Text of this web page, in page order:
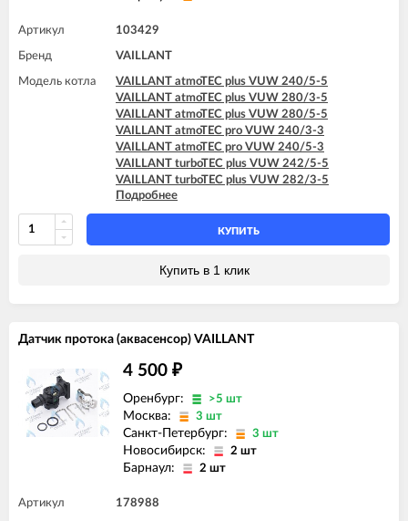
Артикул 103429
Бренд VAILLANT
Модель котла
VAILLANT atmoTEC plus VUW 240/5-5
VAILLANT atmoTEC plus VUW 280/3-5
VAILLANT atmoTEC plus VUW 280/5-5
VAILLANT atmoTEC pro VUW 240/3-3
VAILLANT atmoTEC pro VUW 240/5-3
VAILLANT turboTEC plus VUW 242/5-5
VAILLANT turboTEC plus VUW 282/3-5
VAILLANT turboTEC plus VUW 282/5-5
VAILLANT turboTEC plus VUW 322/3-5
VAILLANT turboTEC plus VUW 362/3-5
VAILLANT turboTEC pro VUW 242/3-3
Подробнее
КУПИТЬ
Купить в 1 клик
Датчик протока (аквасенсор) VAILLANT
4 500 ₽
Оренбург: >5 шт
Москва: 3 шт
Санкт-Петербург: 3 шт
Новосибирск: 2 шт
Барнаул: 2 шт
Артикул 178988